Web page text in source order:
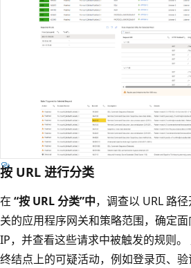
按 URL 进行分类
在 “按 URL 分类”中，调查以 URL 路
关的应用程序网关和策略范围，确定
IP，并查看这些请求中被触发的规则
终结点上的可疑活动，例如登录页、